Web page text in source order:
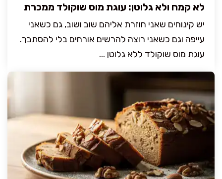
לא קמח ולא גלוטן: עוגת מוס שוקולד ממכרת
יש קינוחים שאני חוזרת אליהם שוב ושוב, גם כשאני
עייפה וגם כשאני רוצה להרשים אורחים בלי להסתבך.
עוגת מוס שוקולד ללא גלוטן ...